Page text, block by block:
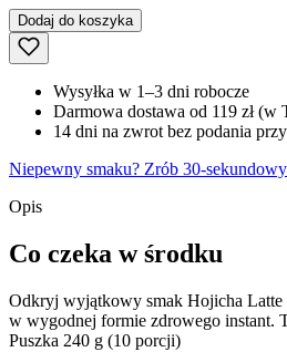
Dodaj do koszyka
Wysyłka w 1–3 dni robocze
Darmowa dostawa od 119 zł (w
14 dni na zwrot bez podania
Niepewny smaku? Zrób 30-
Opis
Co czeka w środku
Odkryj wyjątkowy smak Hojicha Latte
w wygodnej formie zdrowego instant.
Puszka 240 g (10 porcji)